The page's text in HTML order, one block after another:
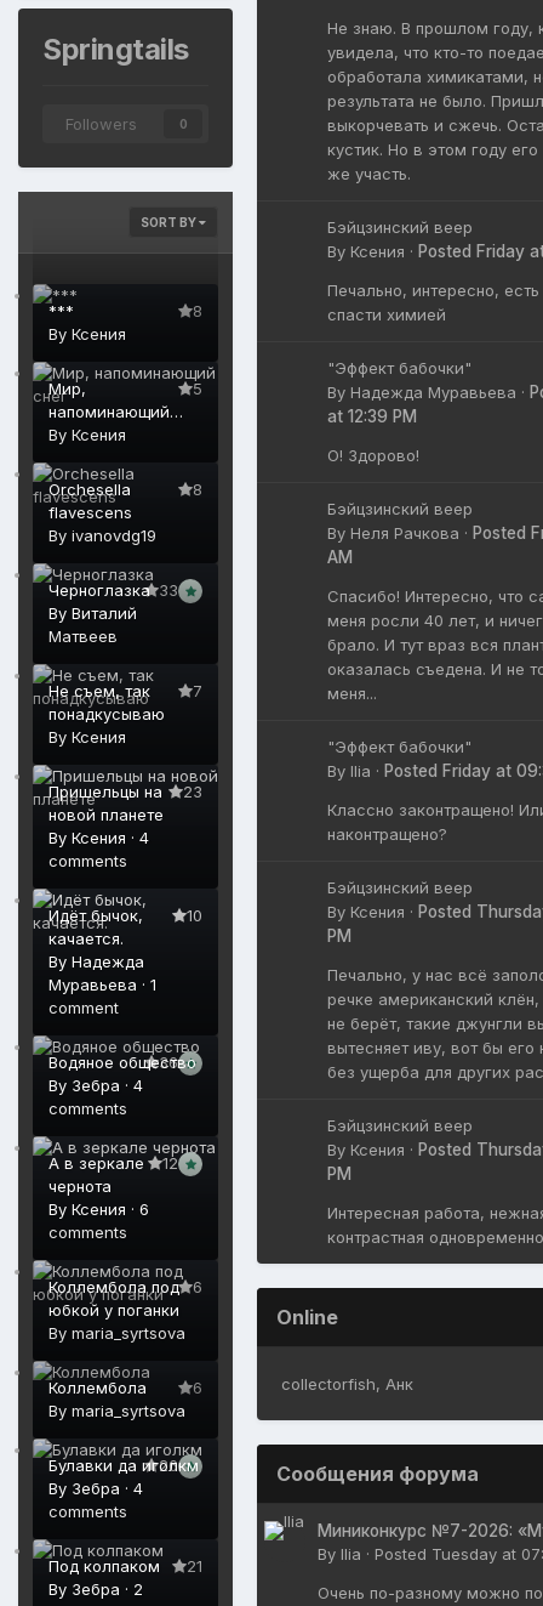
Springtails
Followers 0
SORT BY
8
***
By Ксения
5
Мир,
напоминающий
снег
By Ксения
8
Orchesella
flavescens
By ivanovdg19
33
Черноглазка
By Виталий
Матвеев
7
Не съем, так
понадкусываю
By Ксения
23
Пришельцы на
новой планете
By Ксения · 4
comments
10
Идёт бычок,
качается.
By Надежда
Муравьева · 1
comment
36
Водяное общество
By Зебра · 4
comments
12
А в зеркале
чернота
By Ксения · 6
comments
6
Коллембола под
юбкой у поганки
By maria_syrtsova
6
Коллембола
By maria_syrtsova
26
Булавки да иголкм
By Зебра · 4
comments
21
Под колпаком
By Зебра · 2
Не знаю. В прошлом году,
увидела, что кто-то
обработала химикатами,
результата не было.
выкорчевать и сжечь.
кустик. Но в этом году его
же участь.
Бэйцзинский веер
By Ксения · Posted Friday
Печально, интересно,
спасти химией
"Эффект бабочки"
By Надежда Муравьева ·
at 12:39 PM
О! Здорово!
Бэйцзинский веер
By Неля Рачкова · Posted
AM
Спасибо! Интересно, что
меня росли 40 лет, и
брало. И тут враз вся
оказалась съедена. И не
меня...
"Эффект бабочки"
By Ilia · Posted Friday at
Классно законтращено!
наконтращено?
Бэйцзинский веер
By Ксения · Posted
PM
Печально, у нас всё
речке американский клён,
не берёт, такие джунгли
вытесняет иву, вот бы его
без ущерба для других
Бэйцзинский веер
By Ксения · Posted
PM
Интересная работа,
контрастная
Online
collectorfish Анк
Сообщения форума
Миниконкурс №7-2026:
By Ilia · Posted Tuesday at
Очень по-разному можно